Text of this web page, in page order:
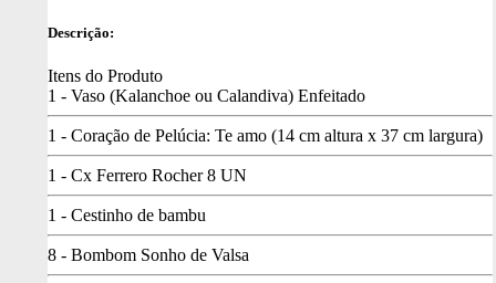
Descrição:
Itens do Produto
1 - Vaso (Kalanchoe ou Calandiva) Enfeitado
1 - Coração de Pelúcia: Te amo (14 cm altura x 37 cm largura)
1 - Cx Ferrero Rocher 8 UN
1 - Cestinho de bambu
8 - Bombom Sonho de Valsa